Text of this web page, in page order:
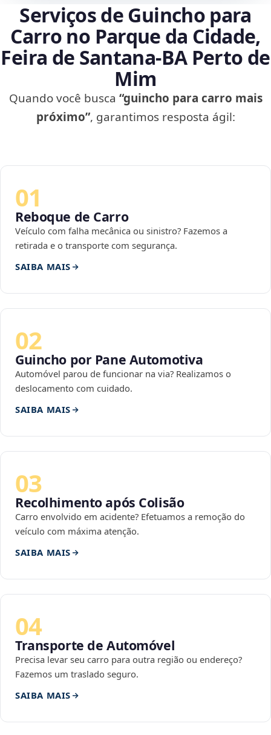
Serviços de Guincho para
Carro no Parque da Cidade,
Feira de Santana‑BA Perto de
Mim
Quando você busca “guincho para carro mais
próximo”, garantimos resposta ágil:
01
Reboque de Carro
Veículo com falha mecânica ou sinistro? Fazemos a
retirada e o transporte com segurança.
SAIBA MAIS
02
Guincho por Pane Automotiva
Automóvel parou de funcionar na via? Realizamos o
deslocamento com cuidado.
SAIBA MAIS
03
Recolhimento após Colisão
Carro envolvido em acidente? Efetuamos a remoção do
veículo com máxima atenção.
SAIBA MAIS
04
Transporte de Automóvel
Precisa levar seu carro para outra região ou endereço?
Fazemos um traslado seguro.
SAIBA MAIS